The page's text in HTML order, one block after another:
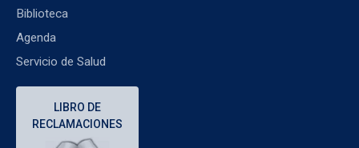
Biblioteca
Agenda
Servicio de Salud
LIBRO DE
RECLAMACIONES